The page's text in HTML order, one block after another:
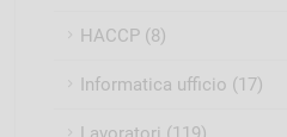
HACCP (8)
Informatica ufficio (17)